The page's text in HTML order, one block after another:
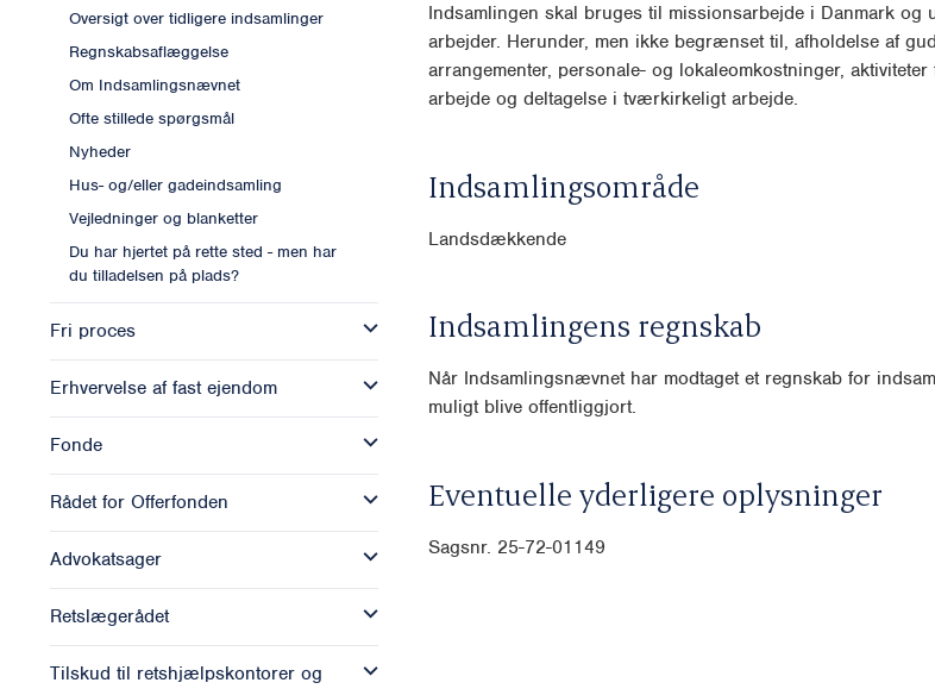
Oversigt over tidligere indsamlinger
Regnskabsaflæggelse
Om Indsamlingsnævnet
Ofte stillede spørgsmål
Nyheder
Hus- og/eller gadeindsamling
Vejledninger og blanketter
Du har hjertet på rette sted - men har
du tilladelsen på plads?
Fri proces
Erhvervelse af fast ejendom
Fonde
Rådet for Offerfonden
Advokatsager
Retslægerådet
Tilskud til retshjælpskontorer og
Indsamlingen skal bruges til missionsarbejde i Danmark og
arbejder. Herunder, men ikke begrænset til, afholdelse af
arrangementer, personale- og lokaleomkostninger,
arbejde og deltagelse i tværkirkeligt arbejde.
Indsamlingsområde
Landsdækkende
Indsamlingens regnskab
Når Indsamlingsnævnet har modtaget et regnskab for
muligt blive offentliggjort.
Eventuelle yderligere oplysninger
Sagsnr. 25-72-01149